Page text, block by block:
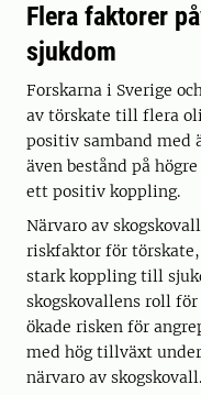
Flera faktorer
sjukdom
Forskarna i Sverige
av törskate till flera
positiv samband med
även bestånd på
ett positiv koppling.
Närvaro av
riskfaktor för
stark koppling till
skogskovallens roll
ökade risken för
med hög tillväxt
närvaro av skogskovall.